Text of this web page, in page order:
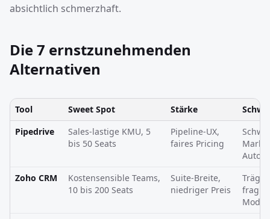
absichtlich schmerzhaft.
Die 7 ernstzunehmenden
Alternativen
Tool Sweet Spot Stärke
Pipedrive
Sales-lastige KMU, 5
bis 50 Seats
Pipeline-UX,
faires Pricing
Zoho CRM
Kostensensible Teams,
10 bis 200 Seats
Suite-Breite,
niedriger Preis
Träge